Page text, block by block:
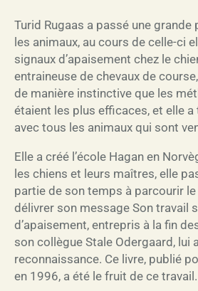
Turid Rugaas a passé une grande
les animaux, au cours de celle-ci
signaux d’apaisement chez le
entraineuse de chevaux de
de manière instinctive que les
étaient les plus efficaces, et elle a
avec tous les animaux qui sont
Elle a créé l’école Hagan en
les chiens et leurs maîtres, elle
partie de son temps à parcourir
délivrer son message Son travail
d’apaisement, entrepris à la fin
son collègue Stale Odergaard, lui
reconnaissance. Ce livre, publié
en 1996, a été le fruit de ce travail.